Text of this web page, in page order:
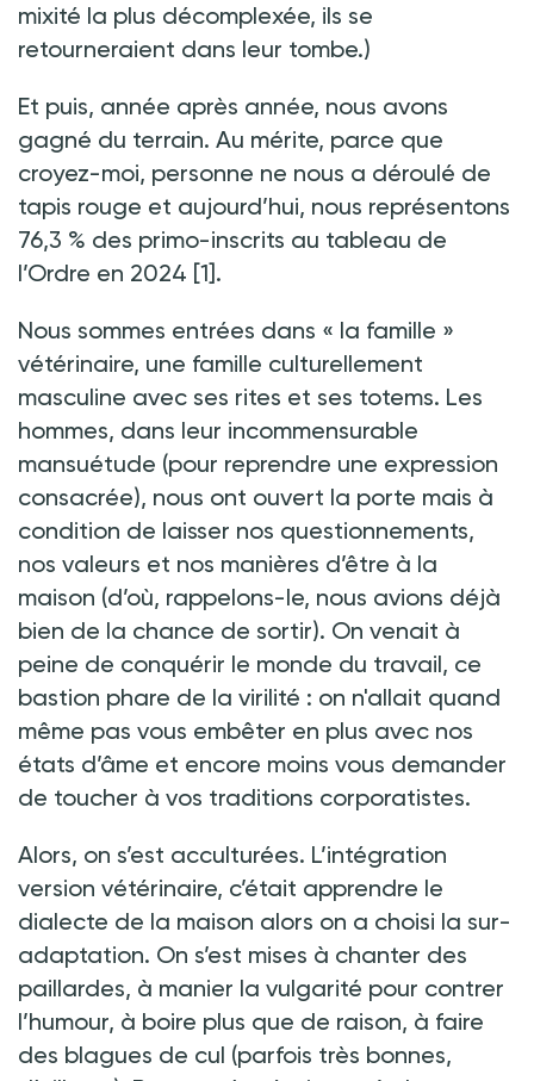
mixité la plus décomplexée, ils se
retourneraient dans leur tombe.)
Et puis, année après année, nous avons
gagné du terrain. Au mérite, parce que
croyez-moi, personne ne nous a déroulé de
tapis rouge et aujourd’hui, nous représentons
76,3 % des primo-inscrits au tableau de
l’Ordre en 2024 [1].
Nous sommes entrées dans « la famille »
vétérinaire, une famille culturellement
masculine avec ses rites et ses totems. Les
hommes, dans leur incommensurable
mansuétude (pour reprendre une expression
consacrée), nous ont ouvert la porte mais à
condition de laisser nos questionnements,
nos valeurs et nos manières d’être à la
maison (d’où, rappelons-le, nous avions déjà
bien de la chance de sortir). On venait à
peine de conquérir le monde du travail, ce
bastion phare de la virilité : on n'allait quand
même pas vous embêter en plus avec nos
états d’âme et encore moins vous demander
de toucher à vos traditions corporatistes.
Alors, on s’est acculturées. L’intégration
version vétérinaire, c’était apprendre le
dialecte de la maison alors on a choisi la sur-
adaptation. On s’est mises à chanter des
paillardes, à manier la vulgarité pour contrer
l’humour, à boire plus que de raison, à faire
des blagues de cul (parfois très bonnes,